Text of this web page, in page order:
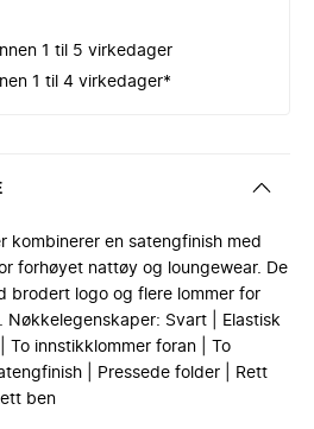
1 til 5 virkedager
1 til 4 virkedager*
kombinerer en satengfinish med
forhøyet nattøy og loungewear. De
brodert logo og flere lommer for
Svart | Elastisk
To innstikklommer foran | To
| Pressede folder | Rett
ben